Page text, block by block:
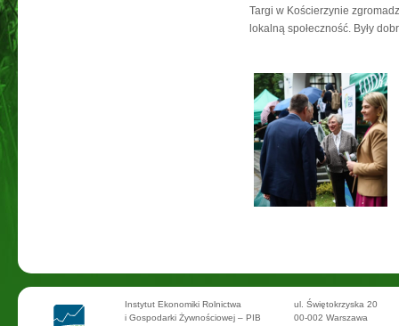
Targi w Kościerzynie
lokalną społeczność. Były
Instytut Ekonomiki Rolnictwa
i Gospodarki Żywnościowej – PIB
ul. Świętokrzyska 20
00-002 Warszawa